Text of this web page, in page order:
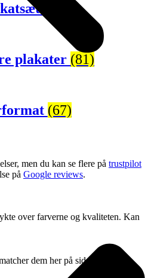
plakater (81)
(67)
men du kan se flere på trustpilot
på Google reviews.
over farverne og kvaliteten. Kan
dem her på siden".